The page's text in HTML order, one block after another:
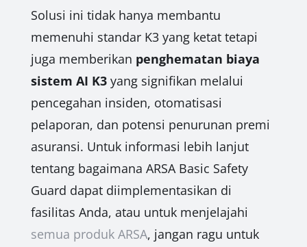
Solusi ini tidak hanya membantu
memenuhi standar K3 yang ketat tetapi
juga memberikan penghematan biaya
sistem AI K3yang signifikan melalui
pencegahan insiden, otomatisasi
pelaporan, dan potensi penurunan premi
asuransi. Untuk informasi lebih lanjut
tentang bagaimana ARSA Basic Safety
Guard dapat diimplementasikan di
fasilitas Anda, atau untuk menjelajahi
semua produk ARSA, jangan ragu untuk